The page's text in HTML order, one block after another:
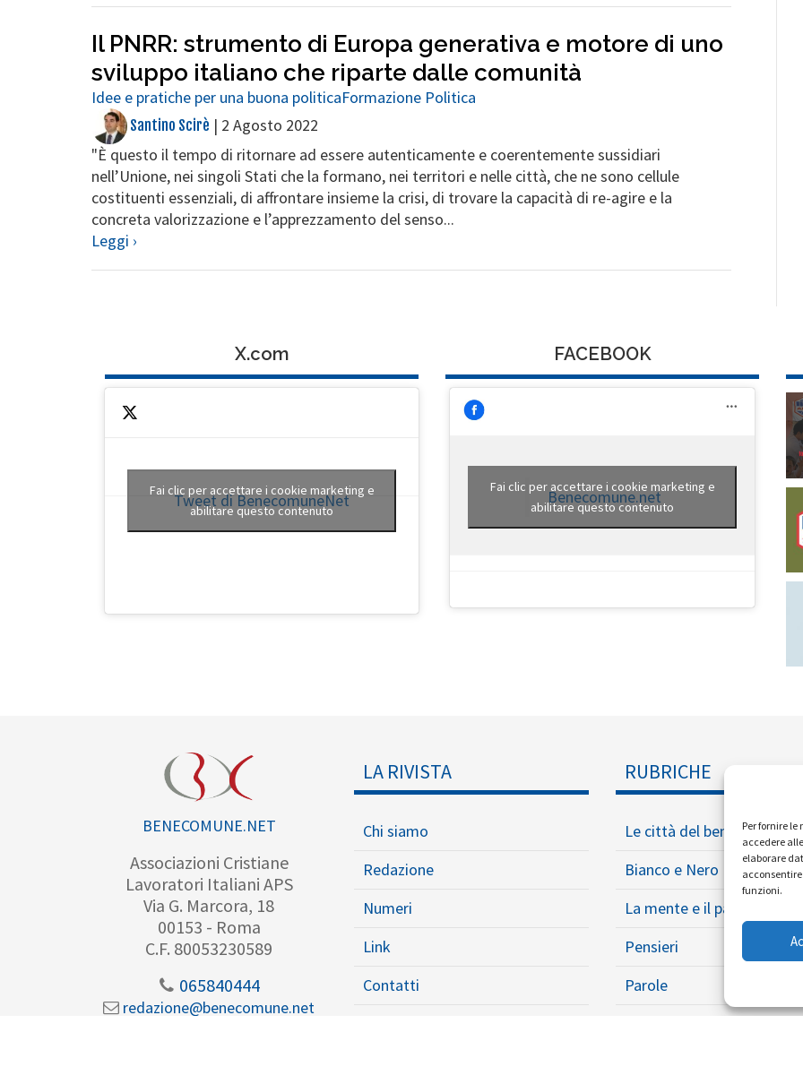
Per fornire
accedere
elaborare
funzioni.
Il PNRR: strumento di Europa generativa e motore di uno
sviluppo italiano che riparte dalle comunità
Idee e pratiche per una buona politicaFormazione Politica
Santino Scirè | 2 Agosto 2022
"Ѐ questo il tempo di ritornare ad essere autenticamente e coerentemente sussidiari
nell’Unione, nei singoli Stati che la formano, nei territori e nelle città, che ne sono cellule
costituenti essenziali, di affrontare insieme la crisi, di trovare la capacità di re-agire e la
concreta valorizzazione e l’apprezzamento del senso...
Leggi ›
X.com
Tweet di BenecomuneNet
Fai clic per accettare i cookie marketing e
abilitare questo contenuto
FACEBOOK
Benecomune.net
Fai clic per accettare i cookie marketing e
abilitare questo contenuto
BENECOMUNE.NET
Associazioni Cristiane
Lavoratori Italiani APS
Via G. Marcora, 18
00153 - Roma
C.F. 80053230589
065840444
redazione@benecomune.net
LA RIVISTA
Chi siamo
Redazione
Numeri
Link
Contatti
RUBRICHE
Le città del ben vivere
Bianco e Nero
La mente e il paracadute
Pensieri
Parole